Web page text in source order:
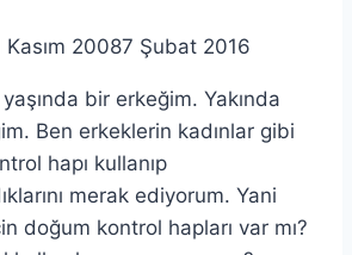
Kasım 20087 Şubat 2016
bir erkeğim. Yakında
Ben erkeklerin kadınlar gibi
hapı kullanıp
merak ediyorum. Yani
doğum kontrol hapları var mı?